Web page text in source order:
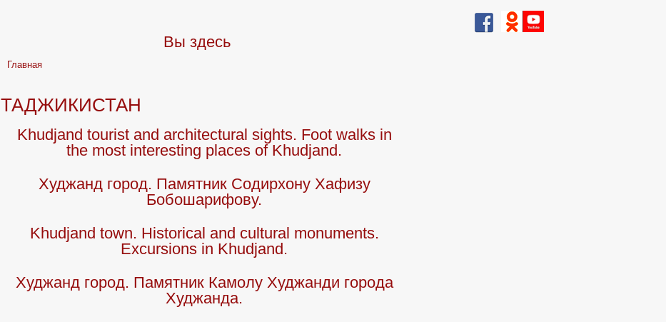
Вы здесь
Главная
ТАДЖИКИСТАН
Khudjand tourist and architectural sights. Foot walks in
the most interesting places of Khudjand.
Худжанд город. Памятник Содирхону Хафизу
Бобошарифову.
Khudjand town. Historical and cultural monuments.
Excursions in Khudjand.
Худжанд город. Памятник Камолу Худжанди города
Худжанда.